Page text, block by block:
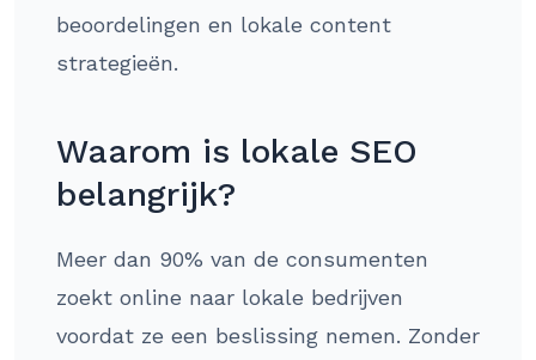
beoordelingen en lokale content
strategieën.
Waarom is lokale SEO
belangrijk?
Meer dan 90% van de consumenten
zoekt online naar lokale bedrijven
voordat ze een beslissing nemen. Zonder